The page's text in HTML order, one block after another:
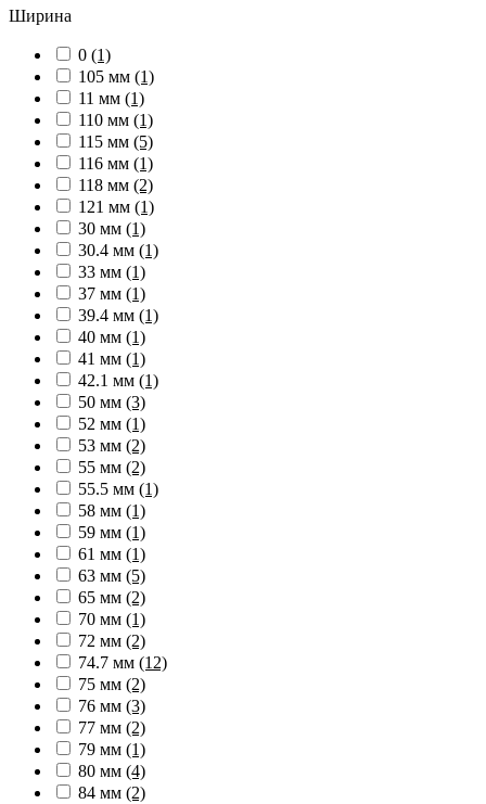
Ширина
0 (1)
105 мм (1)
11 мм (1)
110 мм (1)
115 мм (5)
116 мм (1)
118 мм (2)
121 мм (1)
30 мм (1)
30.4 мм (1)
33 мм (1)
37 мм (1)
39.4 мм (1)
40 мм (1)
41 мм (1)
42.1 мм (1)
50 мм (3)
52 мм (1)
53 мм (2)
55 мм (2)
55.5 мм (1)
58 мм (1)
59 мм (1)
61 мм (1)
63 мм (5)
65 мм (2)
70 мм (1)
72 мм (2)
74.7 мм (12)
75 мм (2)
76 мм (3)
77 мм (2)
79 мм (1)
80 мм (4)
84 мм (2)